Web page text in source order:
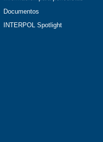
Documentos
INTERPOL Spotlight